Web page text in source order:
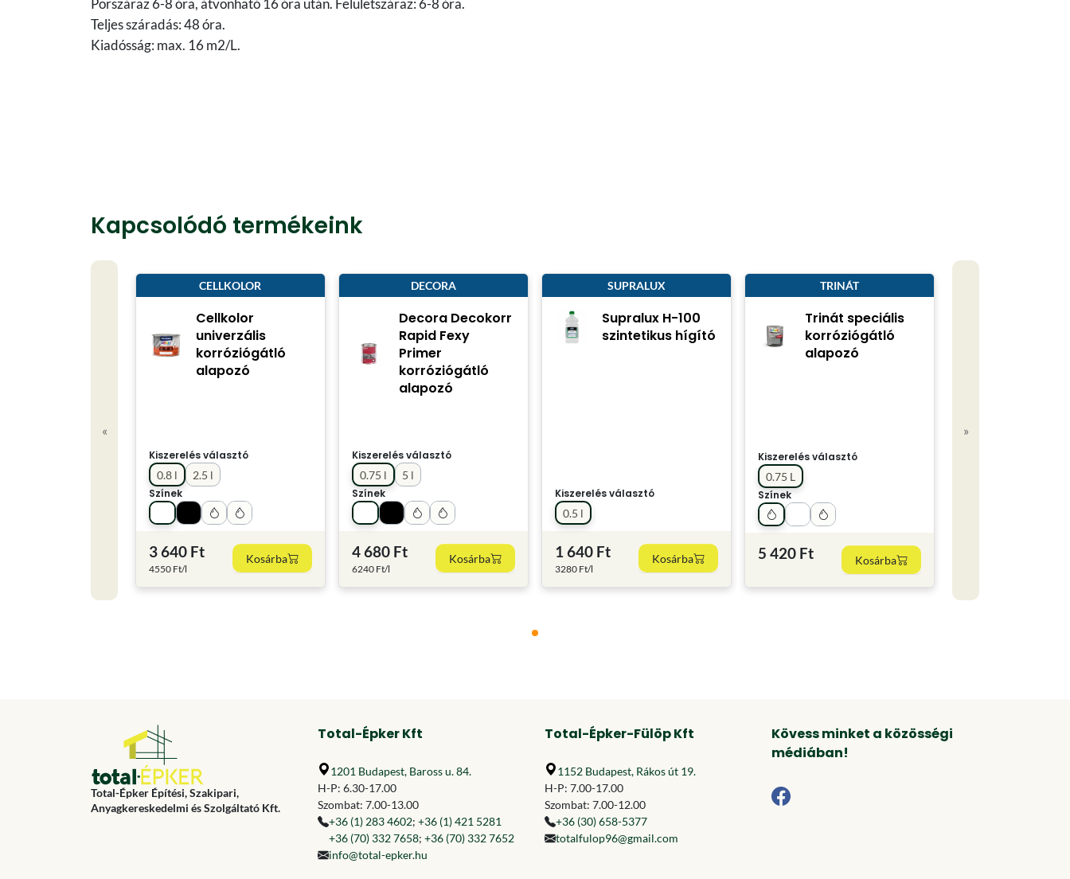
Porszáraz 6-8 óra, átvonható 16 óra után. Felületszáraz: 6-8 óra.
Teljes száradás: 48 óra.
Kiadósság: max. 16 m2/L.
Kapcsolódó termékeink
«
CELLKOLOR
Cellkolor
univerzális
korróziógátló
alapozó
Kiszerelés választó
0.8 l
2.5 l
Színek
3 640 Ft
4550 Ft/l
Kosárba
DECORA
Decora Decokorr
Rapid Fexy
Primer
korróziógátló
alapozó
Kiszerelés választó
0.75 l
5 l
Színek
4 680 Ft
6240 Ft/l
Kosárba
SUPRALUX
Supralux H-100
szintetikus hígító
Kiszerelés választó
0.5 l
1 640 Ft
3280 Ft/l
Kosárba
TRINÁT
Trinát speciális
korróziógátló
alapozó
Kiszerelés választó
0.75 L
Színek
5 420 Ft Kosárba
»
Total-Épker Építési, Szakipari,
Anyagkereskedelmi és Szolgáltató Kft.
Total-Épker Kft
1201 Budapest, Baross u. 84.
H-P: 6.30-17.00
Szombat: 7.00-13.00
+36 (1) 283 4602; +36 (1) 421 5281
+36 (70) 332 7658; +36 (70) 332 7652
info@total-epker.hu
Total-Épker-Fülöp Kft
1152 Budapest, Rákos út 19.
H-P: 7.00-17.00
Szombat: 7.00-12.00
+36 (30) 658-5377
totalfulop96@gmail.com
Kövess minket a közösségi
médiában!